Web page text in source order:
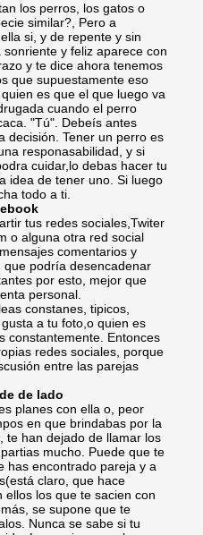
los perros, los gatos o
similar?, Pero a
si, y de repente y sin
y feliz aparece con
y te dice ahora tenemos
que supuestamente eso
es que el que luego va
cuando el perro
"Tú". Debeís antes
decisión. Tener un perro es
responasabilidad, y si
cuidar,lo debas hacer tu
idea de tener uno. Si luego
todo a ti.
tus redes sociales,Twiter
o alguna otra red social
comentarios y
podría desencadenar
por esto, mejor que
personal.
constanes, tipicos,
a tu foto,o quien es
constantemente. Entonces
redes sociales, porque
entre las parejas
de lado
planes con ella o, peor
en que brindabas por la
te han dejado de llamar los
mucho. Puede que te
has encontrado pareja y a
claro, que hace
los que te sacien con
se supone que te
Nunca se sabe si tu